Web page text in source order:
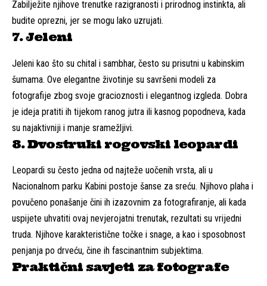
Zabilježite njihove trenutke razigranosti i prirodnog instinkta, ali
budite oprezni, jer se mogu lako uzrujati.
7. Jeleni
Jeleni kao što su chital i sambhar, često su prisutni u kabinskim
šumama. Ove elegantne životinje su savršeni modeli za
fotografije zbog svoje gracioznosti i elegantnog izgleda. Dobra
je ideja pratiti ih tijekom ranog jutra ili kasnog popodneva, kada
su najaktivniji i manje sramežljivi.
8. Dvostruki rogovski leopardi
Leopardi su često jedna od najteže uočenih vrsta, ali u
Nacionalnom parku Kabini postoje šanse za sreću. Njihovo plaha i
povučeno ponašanje čini ih izazovnim za fotografiranje, ali kada
uspijete uhvatiti ovaj nevjerojatni trenutak, rezultati su vrijedni
truda. Njihove karakteristične točke i snage, a kao i sposobnost
penjanja po drveću, čine ih fascinantnim subjektima.
Praktični savjeti za fotografe